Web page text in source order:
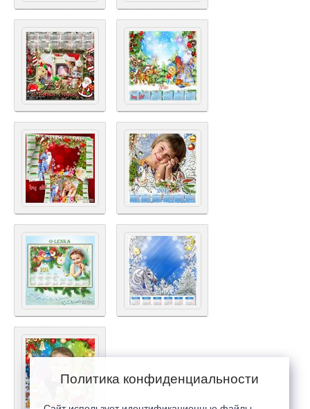
Политика конфиденциальности